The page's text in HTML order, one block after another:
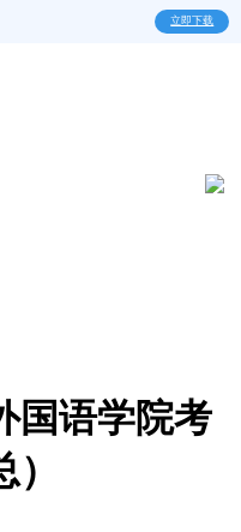
立即下载
国语学院考